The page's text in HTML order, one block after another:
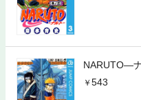
NARUTO―
543